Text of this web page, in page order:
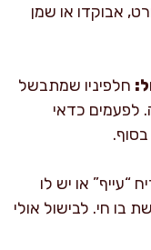
אבוקדו או שמן
חלפיניו שמתבשל
לפעמים כדאי
“עייף” או יש לו
בו חי. לבישול אולי